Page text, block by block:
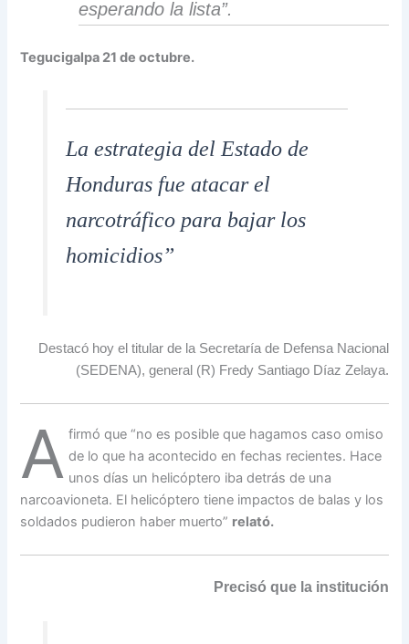
esperando la lista”.
Tegucigalpa 21 de octubre.
La estrategia del Estado de
Honduras fue atacar el
narcotráfico para bajar los
homicidios”
Destacó hoy el titular de la Secretaría de Defensa Nacional
(SEDENA), general (R) Fredy Santiago Díaz Zelaya.
A firmó que “no es posible que hagamos caso omiso
de lo que ha acontecido en fechas recientes. Hace
unos días un helicóptero iba detrás de una
narcoavioneta. El helicóptero tiene impactos de balas y los
soldados pudieron haber muerto” relató.
Precisó que la institución